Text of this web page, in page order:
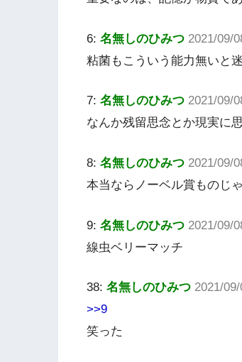
6: 名無しのひみつ 2021/09/
粘菌もこういう能力無いと
7: 名無しのひみつ 2021/09/
なんか残留思念とか現実に
8: 名無しのひみつ 2021/09/
本当ならノーベル賞ものじゃ
9: 名無しのひみつ 2021/09/
線虫ベリーマッチ
38: 名無しのひみつ 2021/
>>9
笑った